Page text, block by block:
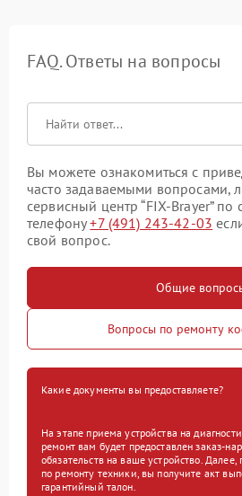
FAQ. Ответы на вопросы
Вы можете ознакомиться с
часто задаваемыми вопросами,
сервисный центр “FIX-Brayer”
телефону+7 (491) 243-42-03
свой вопрос.
Общие
Вопросы по ремонту
Какие документы вы предоставляете?
На этапе приема устройства на
ремонт вам будет предоставлен заказ-
обязательств на ваше устройство.
по ремонту техники, вы получите акт
гарантийный талон.